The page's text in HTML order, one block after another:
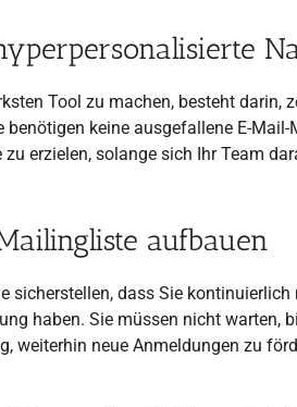
Tool zu machen, besteht darin,
keine ausgefallene E-
erzielen, solange sich Ihr Team
aufbauen
sicherstellen, dass Sie kontinuierlich
haben. Sie müssen nicht warten,
weiterhin neue Anmeldungen zu